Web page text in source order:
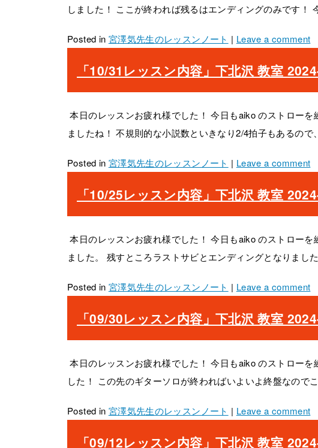
しました！ ここが終われば残るはエンディングのみです！
Posted in 宮澤気先生のレッスンノート | Leave a comment
「10/31レッスン内容」下北沢 教室
本日のレッスンお疲れ様でした！ 今日もaiko のストロー
ましたね！ 不規則的な小説数といきなり2/4拍子もあるの
Posted in 宮澤気先生のレッスンノート | Leave a comment
「10/25レッスン内容」下北沢 教室
本日のレッスンお疲れ様でした！ 今日もaiko のストロー
ました。 残すところラストサビとエンディングとなりまし
Posted in 宮澤気先生のレッスンノート | Leave a comment
「09/30レッスン内容」下北沢 教室
本日のレッスンお疲れ様でした！ 今日もaiko のストロー
した！ この先のギターソロが終わればいよいよ終盤なので
Posted in 宮澤気先生のレッスンノート | Leave a comment
「09/12レッスン内容」下北沢 教室